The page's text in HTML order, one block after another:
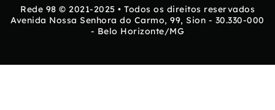
Rede 98 © 2021-2025 • Todos os direitos reservados
Avenida Nossa Senhora do Carmo, 99, Sion - 30.330-000
- Belo Horizonte/MG